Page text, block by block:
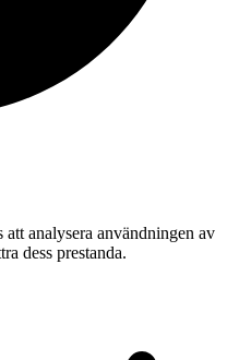
analysera användningen av
dess prestanda.